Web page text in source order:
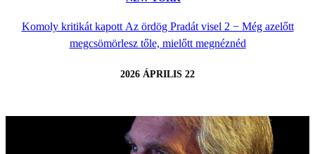
Komoly kritikát kapott Az ördög Pradát visel 2 − Még azelőtt
megcsömörlesz tőle, mielőtt megnéznéd
2026 ÁPRILIS 22